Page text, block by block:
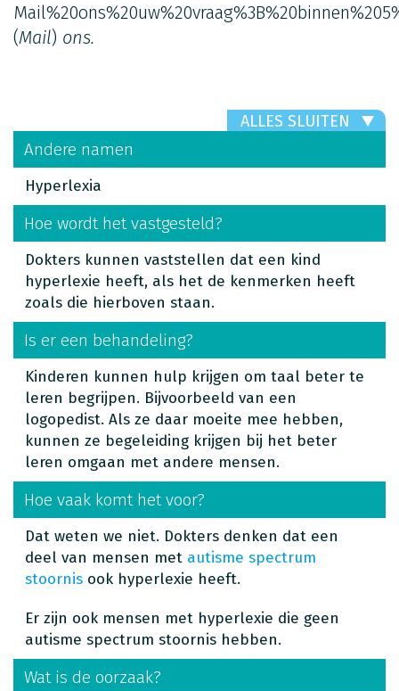
(Mail) ons.
ALLES SLUITEN
Andere namen
Hyperlexia
Hoe wordt het vastgesteld?
Dokters kunnen vaststellen dat een kind
hyperlexie heeft, als het de kenmerken heeft
zoals die hierboven staan.
Is er een behandeling?
Kinderen kunnen hulp krijgen om taal beter te
leren begrijpen. Bijvoorbeeld van een
logopedist. Als ze daar moeite mee hebben,
kunnen ze begeleiding krijgen bij het beter
leren omgaan met andere mensen.
Hoe vaak komt het voor?
Dat weten we niet. Dokters denken dat een
deel van mensen met autisme spectrum
stoornis ook hyperlexie heeft.
Er zijn ook mensen met hyperlexie die geen
autisme spectrum stoornis hebben.
Wat is de oorzaak?